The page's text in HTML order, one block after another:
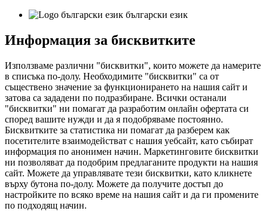
български език
Информация за бисквитките
Използваме различни "бисквитки", които можете да намерите
в списъка по-долу. Необходимите "бисквитки" са от
съществено значение за функционирането на нашия сайт и
затова са зададени по подразбиране. Всички останали
"бисквитки" ни помагат да разработим онлайн офертата си
според вашите нужди и да я подобряваме постоянно.
Бисквитките за статистика ни помагат да разберем как
посетителите взаимодействат с нашия уебсайт, като събират
информация по анонимен начин. Маркетинговите бисквитки
ни позволяват да подобрим предлаганите продукти на нашия
сайт. Можете да управлявате тези бисквитки, като кликнете
върху бутона по-долу. Можете да получите достъп до
настройките по всяко време на нашия сайт и да ги промените
по подходящ начин.